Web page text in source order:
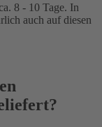
8 - 10 Tage. In
auch auf diesen